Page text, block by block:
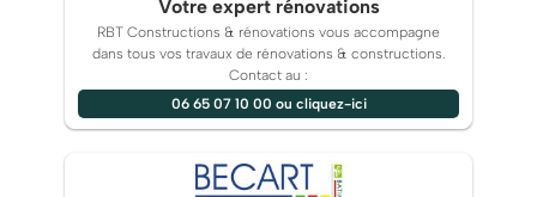
Votre expert rénovations
RBT Constructions & rénovations vous accompagne
dans tous vos travaux de rénovations & constructions.
Contact au :
06 65 07 10 00 ou cliquez-ici